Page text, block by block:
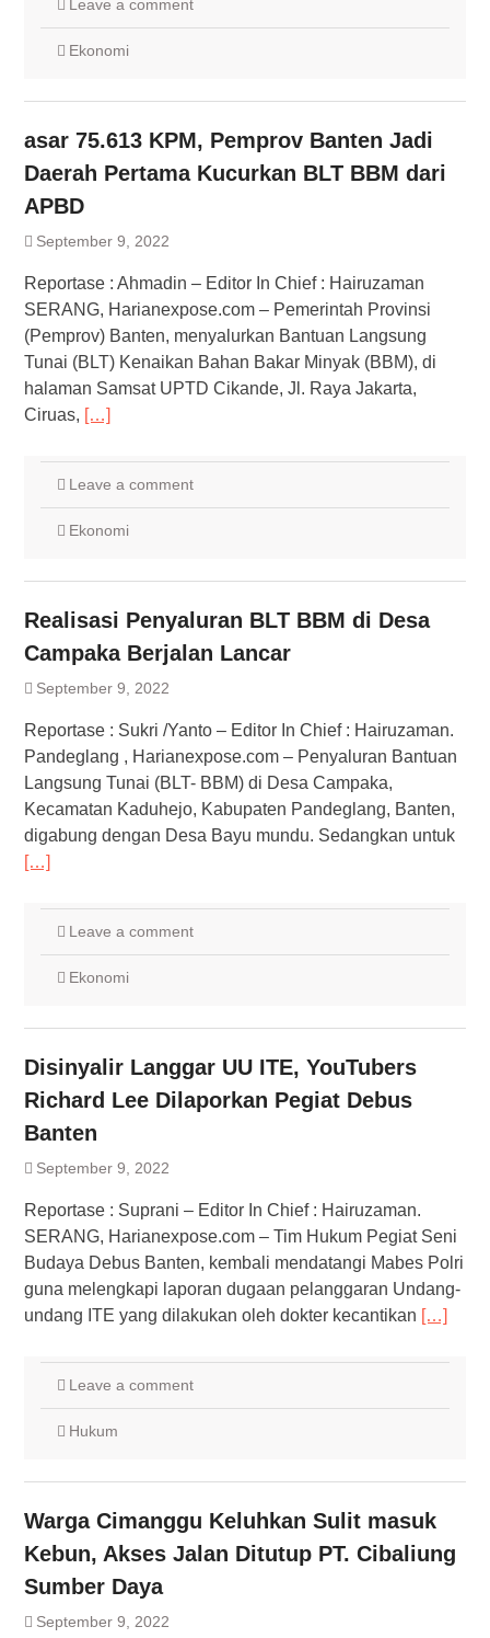
Leave a comment
Ekonomi
asar 75.613 KPM, Pemprov Banten Jadi
Daerah Pertama Kucurkan BLT BBM dari
APBD
September 9, 2022
Reportase : Ahmadin – Editor In Chief : Hairuzaman
SERANG, Harianexpose.com – Pemerintah Provinsi
(Pemprov) Banten, menyalurkan Bantuan Langsung
Tunai (BLT) Kenaikan Bahan Bakar Minyak (BBM), di
halaman Samsat UPTD Cikande, Jl. Raya Jakarta,
Ciruas, […]
Leave a comment
Ekonomi
Realisasi Penyaluran BLT BBM di Desa
Campaka Berjalan Lancar
September 9, 2022
Reportase : Sukri /Yanto – Editor In Chief : Hairuzaman.
Pandeglang , Harianexpose.com – Penyaluran Bantuan
Langsung Tunai (BLT- BBM) di Desa Campaka,
Kecamatan Kaduhejo, Kabupaten Pandeglang, Banten,
digabung dengan Desa Bayu mundu. Sedangkan untuk
[…]
Leave a comment
Ekonomi
Disinyalir Langgar UU ITE, YouTubers
Richard Lee Dilaporkan Pegiat Debus
Banten
September 9, 2022
Reportase : Suprani – Editor In Chief : Hairuzaman.
SERANG, Harianexpose.com – Tim Hukum Pegiat Seni
Budaya Debus Banten, kembali mendatangi Mabes Polri
guna melengkapi laporan dugaan pelanggaran Undang-
undang ITE yang dilakukan oleh dokter kecantikan […]
Leave a comment
Hukum
Warga Cimanggu Keluhkan Sulit masuk
Kebun, Akses Jalan Ditutup PT. Cibaliung
Sumber Daya
September 9, 2022